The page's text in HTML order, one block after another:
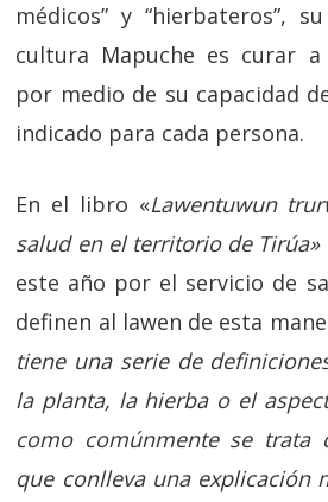
médicos” y “hierbateros”,
cultura Mapuche es curar
por medio de su capacidad
indicado para cada persona.
En el libro «Lawentuwun
salud en el territorio de Tirúa»
este año por el servicio de
definen al lawen de esta
tiene una serie de
la planta, la hierba o el
como comúnmente se trata
que conlleva una explicación